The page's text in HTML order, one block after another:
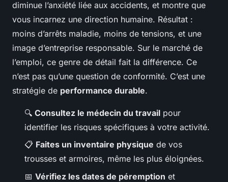
diminue l’anxiété liée aux accidents, et montre que
vous incarnez une direction humaine. Résultat :
moins d’arrêts maladie, moins de tensions, et une
image d’entreprise responsable. Sur le marché de
l’emploi, ce genre de détail fait la différence. Ce
n’est pas qu’une question de conformité. C’est une
stratégie de performance durable.
🔍 Consultez le médecin du travail pour
identifier les risques spécifiques à votre activité.
📋 Faites un inventaire physique de vos
trousses et armoires, même les plus éloignées.
📅 Vérifiez les dates de péremption et